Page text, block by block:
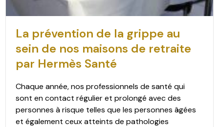
La prévention de la grippe au
sein de nos maisons de retraite
par Hermès Santé
Chaque année, nos professionnels de santé qui
sont en contact régulier et prolongé avec des
personnes à risque telles que les personnes âgées
et également ceux atteints de pathologies